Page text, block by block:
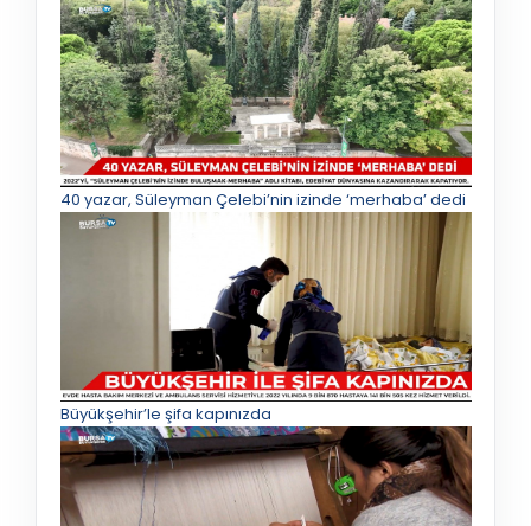
40 yazar, Süleyman Çelebi’nin izinde ‘merhaba’ dedi
Büyükşehir’le şifa kapınızda